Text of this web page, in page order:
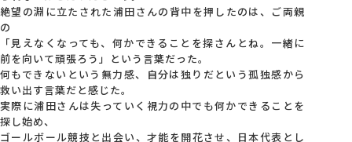
絶望の淵に立たされた浦田さんの背中を押したのは、ご両親
の
「見えなくなっても、何かできることを探さんとね。一緒に
前を向いて頑張ろう」という言葉だった。
何もできないという無力感、自分は独りだという孤独感から
救い出す言葉だと感じた。
実際に浦田さんは失っていく視力の中でも何かできることを
探し始め、
ゴールボール競技と出会い、才能を開花させ、日本代表とし